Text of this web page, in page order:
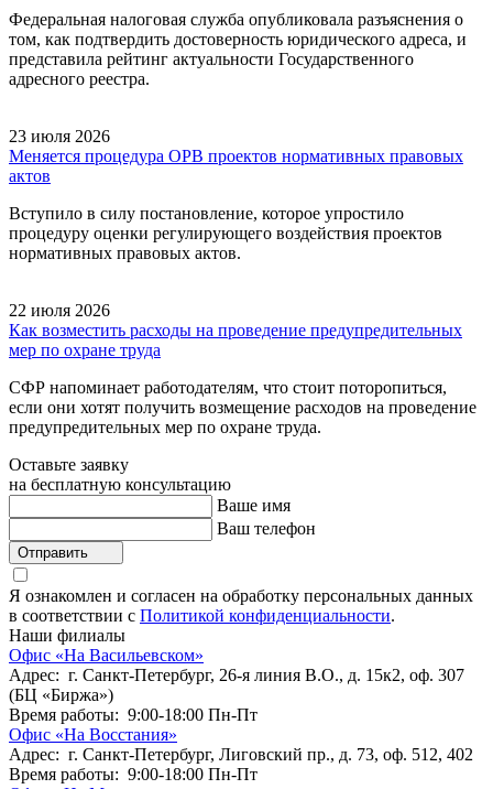
Федеральная налоговая служба опубликовала разъяснения о
том, как подтвердить достоверность юридического адреса, и
представила рейтинг актуальности Государственного
адресного реестра.
23 июля 2026
Меняется процедура ОРВ проектов нормативных правовых
актов
Вступило в силу постановление, которое упростило
процедуру оценки регулирующего воздействия проектов
нормативных правовых актов.
22 июля 2026
Как возместить расходы на проведение предупредительных
мер по охране труда
СФР напоминает работодателям, что стоит поторопиться,
если они хотят получить возмещение расходов на проведение
предупредительных мер по охране труда.
Оставьте заявку
на бесплатную консультацию
Ваше имя
Ваш телефон
Отправить
Я ознакомлен и согласен на обработку персональных данных
в соответствии с Политикой конфиденциальности.
Наши филиалы
Офис «На Васильевском»
Адрес: г. Санкт-Петербург, 26-я линия В.О., д. 15к2, оф. 307
(БЦ «Биржа»)
Время работы: 9:00-18:00 Пн-Пт
Офис «На Восстания»
Адрес: г. Санкт-Петербург, Лиговский пр., д. 73, оф. 512, 402
Время работы: 9:00-18:00 Пн-Пт